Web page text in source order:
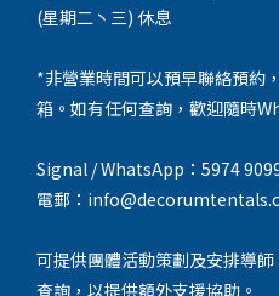
(星期二丶三) 休息
*非營業時間可以預早聯絡預約
箱。如有任何查詢，歡迎隨時
Signal / WhatsApp：5974
電郵：
可提供團體活動策劃及安排導
查詢，以提供額外支援協助。